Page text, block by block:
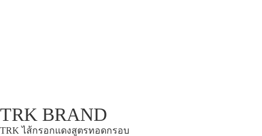
TRK BRAND
TRK ไส้กรอกแดงสูตรทอดกรอบ